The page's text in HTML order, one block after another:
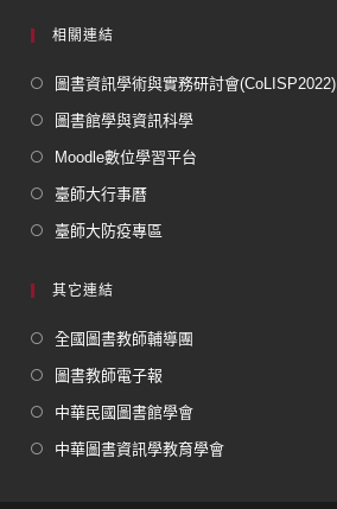
相關連結
圖書資訊學術與實務研討會(CoLISP2022)
圖書館學與資訊科學
Moodle數位學習平台
臺師大行事曆
臺師大防疫專區
其它連結
全國圖書教師輔導團
圖書教師電子報
中華民國圖書館學會
中華圖書資訊學教育學會